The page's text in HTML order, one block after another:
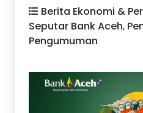
Berita Ekonomi &
Seputar Bank Aceh,
Pengumuman